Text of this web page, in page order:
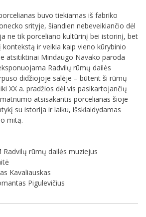
buvo tiekiamas iš fabriko
srityje, šiandien nebeveikiančio dėl
ne tik porceliano kultūrinį bei istorinį, bet
ir veikia kaip vieno kūrybinio
atsitiktinai Mindaugo Navako paroda
Radvilų rūmų dailės
didžiojoje salėje – būtent ši rūmų
XX a. pradžios dėl vis pasikartojančių
atsisakantis porcelianas šioje
su istorija ir laiku, išsklaidydamas
mitą.
rūmų dailės muziejus
Kavaliauskas
Pigulevičius